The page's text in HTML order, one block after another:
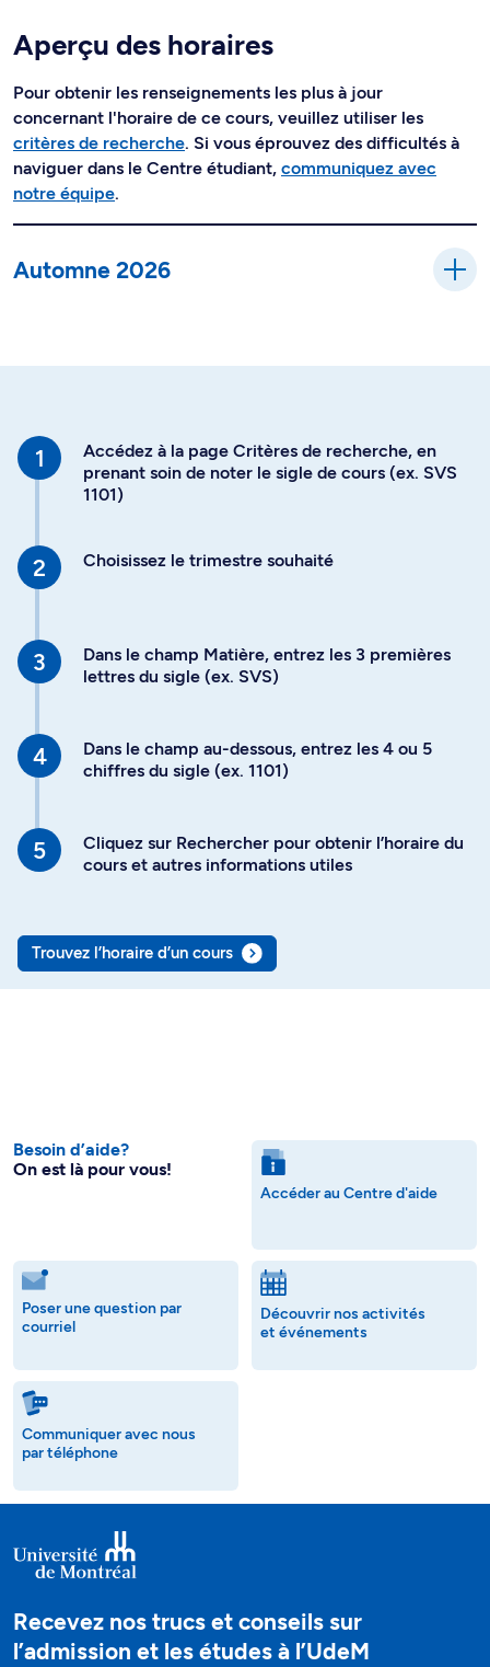
Aperçu des horaires
Pour obtenir les renseignements les plus à jour
concernant l'horaire de ce cours, veuillez utiliser les
critères de recherche. Si vous éprouvez des difficultés à
naviguer dans le Centre étudiant, communiquez avec
notre équipe.
Automne 2026
Accédez à la page Critères de recherche, en
prenant soin de noter le sigle de cours (ex. SVS
1101)
Choisissez le trimestre souhaité
Dans le champ Matière, entrez les 3 premières
lettres du sigle (ex. SVS)
Dans le champ au-dessous, entrez les 4 ou 5
chiffres du sigle (ex. 1101)
Cliquez sur Rechercher pour obtenir l’horaire du
cours et autres informations utiles
Trouvez l’horaire d’un cours
Besoin d’aide?
On est là pour vous!
Accéder au Centre d'aide
Poser une question par
courriel
Découvrir nos activités
et événements
Communiquer avec nous
par téléphone
Recevez nos trucs et conseils sur
l’admission et les études à l’UdeM